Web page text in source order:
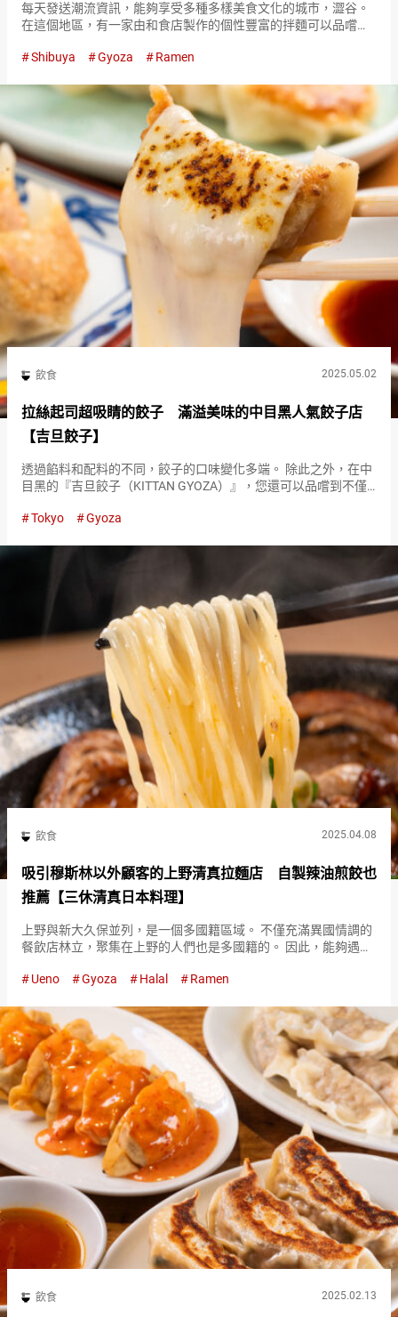
每天發送潮流資訊，能夠享受多種多樣美食文化的城市，澀谷。
在這個地區，有一家由和食店製作的個性豐富的拌麵可以品嚐的
單來說就是不使用湯，而是將醬汁或油與麵…
Shibuya Gyoza Ramen
飲食 2025.05.02
拉絲起司超吸睛的餃子 滿溢美味的中目黑人氣餃子店
【吉旦餃子】
透過餡料和配料的不同，餃子的口味變化多端。 除此之外，在中
目黑的『吉旦餃子（KITTAN GYOZA）』，您還可以品嚐到不僅
（KITTAN GYOZA）』的餃子 『吉旦餃子（KIT…
Tokyo Gyoza
飲食 2025.04.08
吸引穆斯林以外顧客的上野清真拉麵店 自製辣油煎餃也
推薦【三休清真日本料理】
上野與新大久保並列，是一個多國籍區域。 不僅充滿異國情調的
餐飲店林立，聚集在上野的人們也是多國籍的。 因此，能夠遇到
本料理（SANKYU HALAL JAPANESE FOOD）』，…
Ueno Gyoza Halal Ramen
飲食 2025.02.13